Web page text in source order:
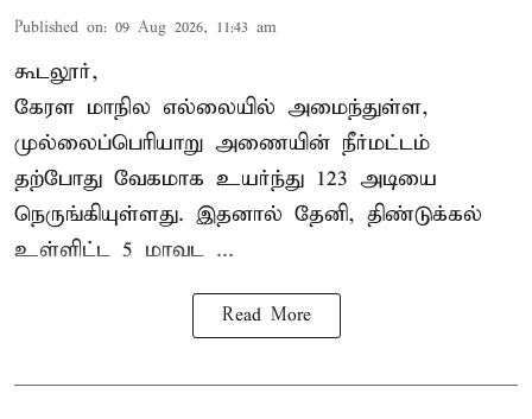
Published on: 09 Aug 2026, 11:43 am
கூடலூர்,
கேரள மாநில எல்லையில் அமைந்துள்ள,
முல்லைப்பெரியாறு அணையின் நீர்மட்டம்
தற்போது வேகமாக உயர்ந்து 123 அடியை
நெருங்கியுள்ளது. இதனால் தேனி, திண்டுக்கல்
உள்ளிட்ட 5 மாவட ...
Read More